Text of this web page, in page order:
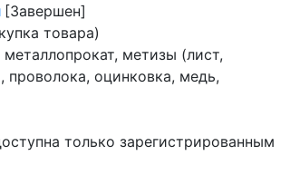
[Завершен]
товара)
метизы (лист,
проволока, оцинковка, медь,
только зарегистрированным